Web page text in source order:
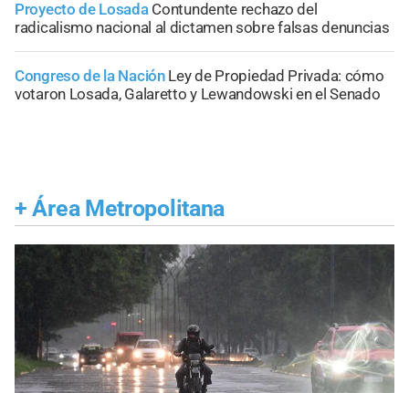
Proyecto de Losada Contundente rechazo del
radicalismo nacional al dictamen sobre falsas denuncias
Congreso de la Nación Ley de Propiedad Privada: cómo
votaron Losada, Galaretto y Lewandowski en el Senado
+ Área Metropolitana